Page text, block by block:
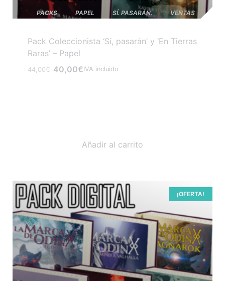
PACKS
PAPEL SÍ. PASARÁN. VENTAS
Pack Coleccionista ‘Sí, pasarán’ y ‘En Tierras
Raras’ – Papel
44,00€ 40,00€IVA incluido
Añadir al carrito
¡OFERTA!